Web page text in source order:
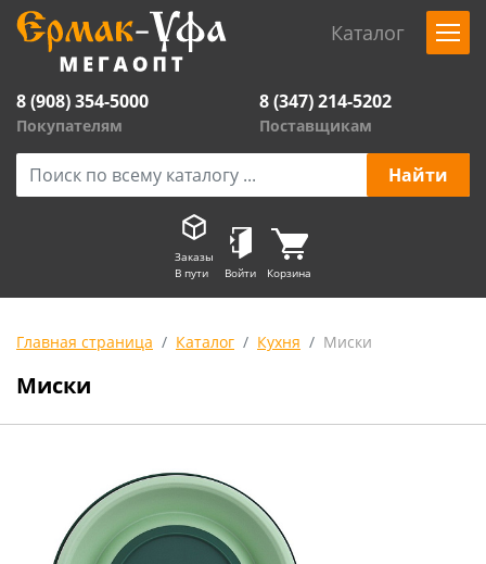
Каталог
8 (908) 354-5000
Покупателям
8 (347) 214-5202
Поставщикам
Заказы
В пути
Войти Корзина
Главная страница Каталог Кухня Миски
Миски